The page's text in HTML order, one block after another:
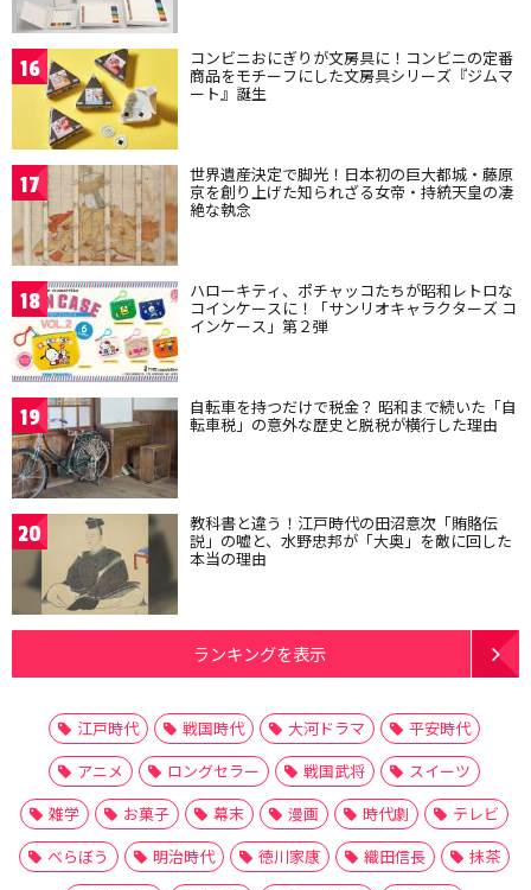
16 コンビニおにぎりが文房具に！コンビニの定番
商品をモチーフにした文房具シリーズ『ジムマ
ート』誕生
17 世界遺産決定で脚光！日本初の巨大都城・藤原
京を創り上げた知られざる女帝・持統天皇の凄
絶な執念
18 ハローキティ、ポチャッコたちが昭和レトロな
コインケースに！「サンリオキャラクターズ コ
インケース」第２弾
19 自転車を持つだけで税金？ 昭和まで続いた「自
転車税」の意外な歴史と脱税が横行した理由
20 教科書と違う！江戸時代の田沼意次「賄賂伝
説」の嘘と、水野忠邦が「大奥」を敵に回した
本当の理由
ランキングを表示
江戸時代 戦国時代 大河ドラマ
平安時代
アニメ
ロングセラー 戦国武将
スイーツ
雑学
お菓子 幕末 漫画 時代劇
テレビ
べらぼう
明治時代 徳川家康 織田信長
抹茶